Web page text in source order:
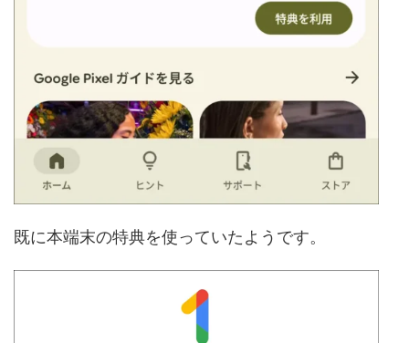
既に本端末の特典を使っていたようです。